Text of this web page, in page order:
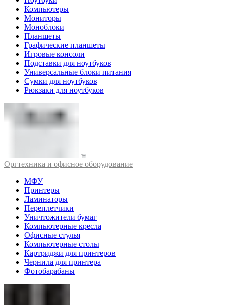
Компьютеры
Мониторы
Моноблоки
Планшеты
Графические планшеты
Игровые консоли
Подставки для ноутбуков
Универсальные блоки питания
Сумки для ноутбуков
Рюкзаки для ноутбуков
Оргтехника и офисное оборудование
МФУ
Принтеры
Ламинаторы
Переплетчики
Уничтожители бумаг
Компьютерные кресла
Офисные стулья
Компьютерные столы
Картриджи для принтеров
Чернила для принтера
Фотобарабаны